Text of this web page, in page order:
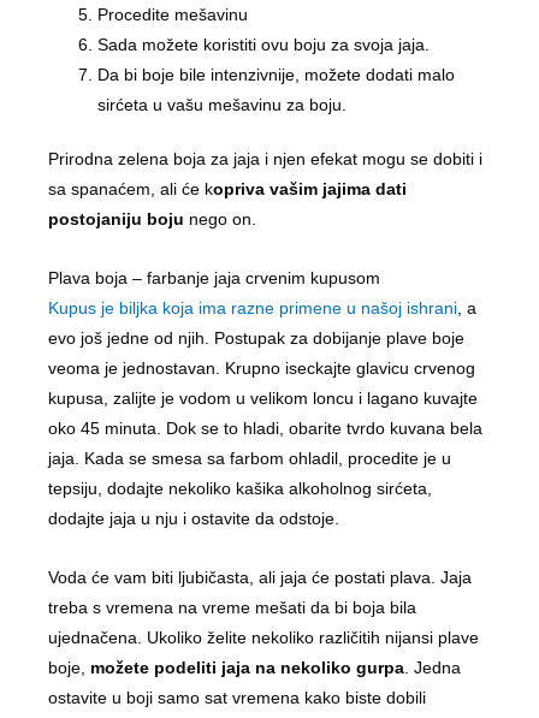
Procedite mešavinu
Sada možete koristiti ovu boju za svoja jaja.
Da bi boje bile intenzivnije, možete dodati malo
sirćeta u vašu mešavinu za boju.
Prirodna zelena boja za jaja i njen efekat mogu se dobiti i
sa spanaćem, ali će kopriva vašim jajima dati
postojaniju boju nego on.
Plava boja – farbanje jaja crvenim kupusom
Kupus je biljka koja ima razne primene u našoj ishrani, a
evo još jedne od njih. Postupak za dobijanje plave boje
veoma je jednostavan. Krupno iseckajte glavicu crvenog
kupusa, zalijte je vodom u velikom loncu i lagano kuvajte
oko 45 minuta. Dok se to hladi, obarite tvrdo kuvana bela
jaja. Kada se smesa sa farbom ohladil, procedite je u
tepsiju, dodajte nekoliko kašika alkoholnog sirćeta,
dodajte jaja u nju i ostavite da odstoje.
Voda će vam biti ljubičasta, ali jaja će postati plava. Jaja
treba s vremena na vreme mešati da bi boja bila
ujednačena. Ukoliko želite nekoliko različitih nijansi plave
boje, možete podeliti jaja na nekoliko gurpa. Jedna
ostavite u boji samo sat vremena kako biste dobili